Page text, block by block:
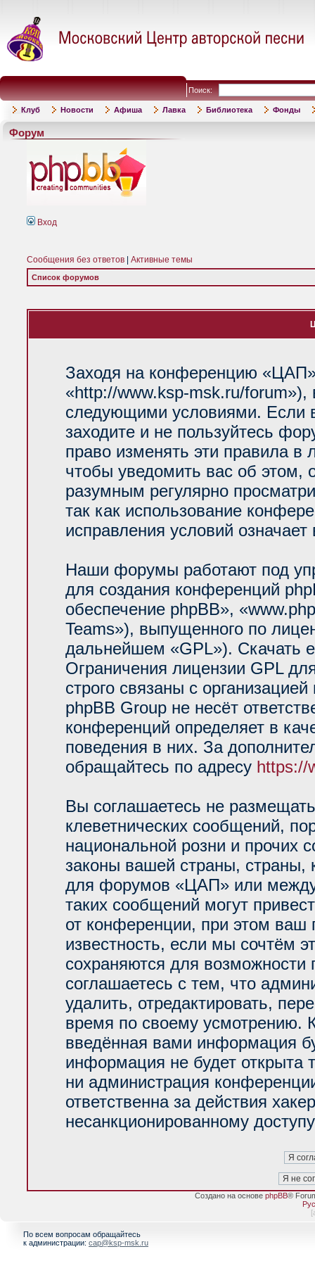
Поиск:
Клуб Новости Афиша Лавка Библиотека Фонды
Форум
Вход
Сообщения без ответов Активные темы
Список форумов
Заходя на конференцию
«http://www.ksp-msk.ru/forum»),
следующими условиями. Если
заходите и не пользуйтесь
право изменять эти правила
чтобы уведомить вас об
разумным регулярно
так как использование
исправления условий
Наши форумы работают под
для создания конференций
обеспечение phpBB»,
Teams»), выпущенного по
дальнейшем «GPL»). Скачать
Ограничения лицензии GPL
строго связаны с
phpBB Group не несёт
конференций определяет в
поведения в них. За
обращайтесь по адресу https://
Вы соглашаетесь не
клеветнических сообщений,
национальной розни и прочих
законы вашей страны, страны,
для форумов «ЦАП» или
таких сообщений могут
от конференции, при этом ваш
известность, если мы сочтём
сохраняются для возможности
соглашаетесь с тем, что
удалить, отредактировать,
время по своему усмотрению.
введённая вами информация
информация не будет открыта
ни администрация
ответственна за действия
несанкционированному
Создано на основе phpBB®
[
По всем вопросам обращайтесь
к администрации: cap@ksp-msk.ru